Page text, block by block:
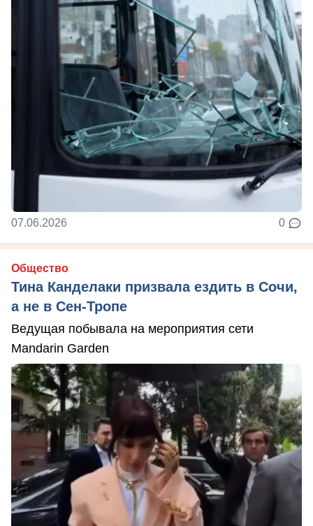
07.06.2026 0
Общество
Тина Канделаки призвала ездить в Сочи,
а не в Сен-Тропе
Ведущая побывала на мероприятия сети
Mandarin Garden